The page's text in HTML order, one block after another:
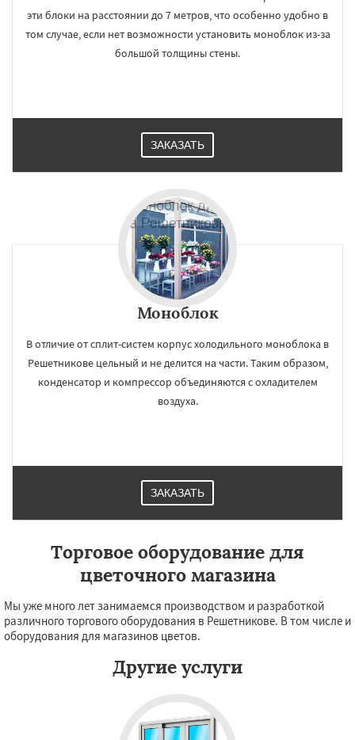
Свердловск Северный
Тучково
Уваровка
Фосфоритный Фряново
Черусти
эти блоки на расстоянии до 7 метров, что особенно удобно в
том случае, если нет возможности установить моноблок из-за
большой толщины стены.
ЗАКАЗАТЬ
Моноблок
В отличие от сплит-систем корпус холодильного моноблока в
Решетникове цельный и не делится на части. Таким образом,
конденсатор и компрессор объединяются с охладителем
воздуха.
ЗАКАЗАТЬ
Торговое оборудование для
цветочного магазина
Мы уже много лет занимаемся производством и разработкой
различного торгового оборудования в Решетникове. В том числе и
оборудования для магазинов цветов.
Другие услуги
УЗНАТЬ ПОДРОБНЕЕ
Даю согласие на обработку персональных данных